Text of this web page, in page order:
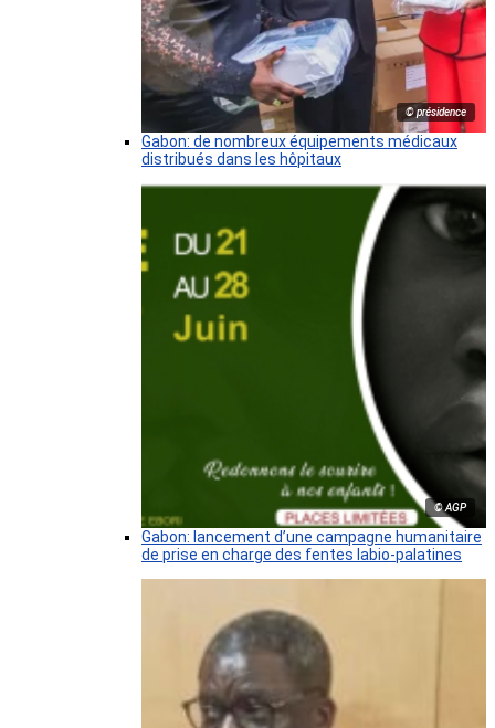
© présidence
Gabon: de nombreux équipements médicaux
distribués dans les hôpitaux
© AGP
Gabon: lancement d’une campagne humanitaire
de prise en charge des fentes labio-palatines